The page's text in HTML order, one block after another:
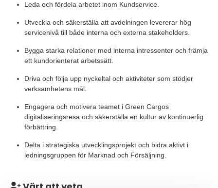
Leda och fördela arbetet inom Kundservice.
Utveckla och säkerställa att avdelningen levererar hög
servicenivå till både interna och externa stakeholders.
Bygga starka relationer med interna intressenter och främja
ett kundorienterat arbetssätt.
Driva och följa upp nyckeltal och aktiviteter som stödjer
verksamhetens mål.
Engagera och motivera teamet i Green Cargos
digitaliseringsresa och säkerställa en kultur av kontinuerlig
förbättring.
Delta i strategiska utvecklingsprojekt och bidra aktivt i
ledningsgruppen för Marknad och Försäljning.